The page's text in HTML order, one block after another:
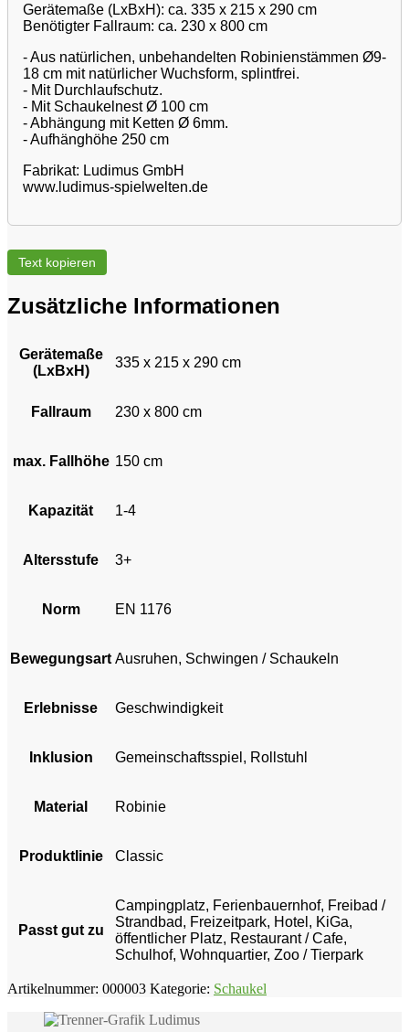
Gerätemaße (LxBxH): ca. 335 x 215 x 290 cm
Benötigter Fallraum: ca. 230 x 800 cm
- Aus natürlichen, unbehandelten Robinienstämmen Ø9-
18 cm mit natürlicher Wuchsform, splintfrei.
- Mit Durchlaufschutz.
- Mit Schaukelnest Ø 100 cm
- Abhängung mit Ketten Ø 6mm.
- Aufhänghöhe 250 cm
Fabrikat: Ludimus GmbH
www.ludimus-spielwelten.de
Text kopieren
Zusätzliche Informationen
Gerätemaße
(LxBxH)
335 x 215 x 290 cm
Fallraum 230 x 800 cm
max. Fallhöhe 150 cm
Kapazität 1-4
Altersstufe 3+
Norm EN 1176
Bewegungsart Ausruhen, Schwingen / Schaukeln
Erlebnisse Geschwindigkeit
Inklusion Gemeinschaftsspiel, Rollstuhl
Material Robinie
Produktlinie Classic
Passt gut zu
Campingplatz, Ferienbauernhof, Freibad /
Strandbad, Freizeitpark, Hotel, KiGa,
öffentlicher Platz, Restaurant / Cafe,
Schulhof, Wohnquartier, Zoo / Tierpark
Artikelnummer: 000003 Kategorie: Schaukel